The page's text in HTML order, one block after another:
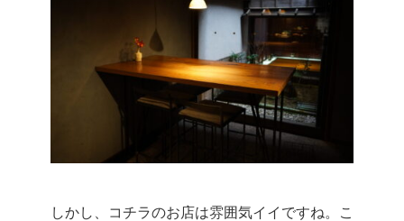
しかし、コチラのお店は雰囲気イイですね。
こ